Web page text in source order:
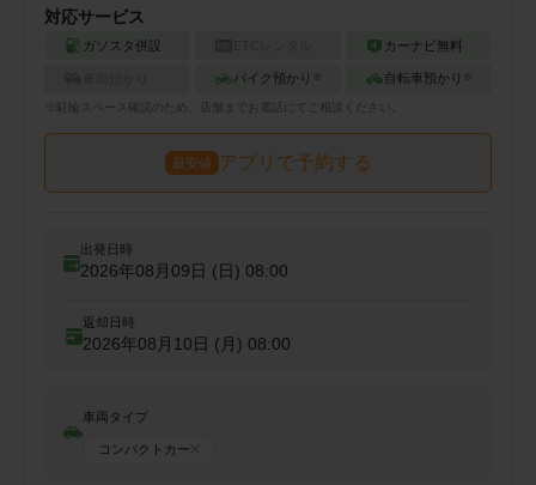
対応サービス
ガソスタ併設 カーナビ無料
バイク預かり ※ 自転車預かり ※
※ スペース確認のため、店舗までお電話にてご相談ください。
最安値 アプリで予約する
出発日時
2026年08月09日 (日) 08:00
返却日時
2026年08月10日 (月) 08:00
車両タイプ
コンパクトカー